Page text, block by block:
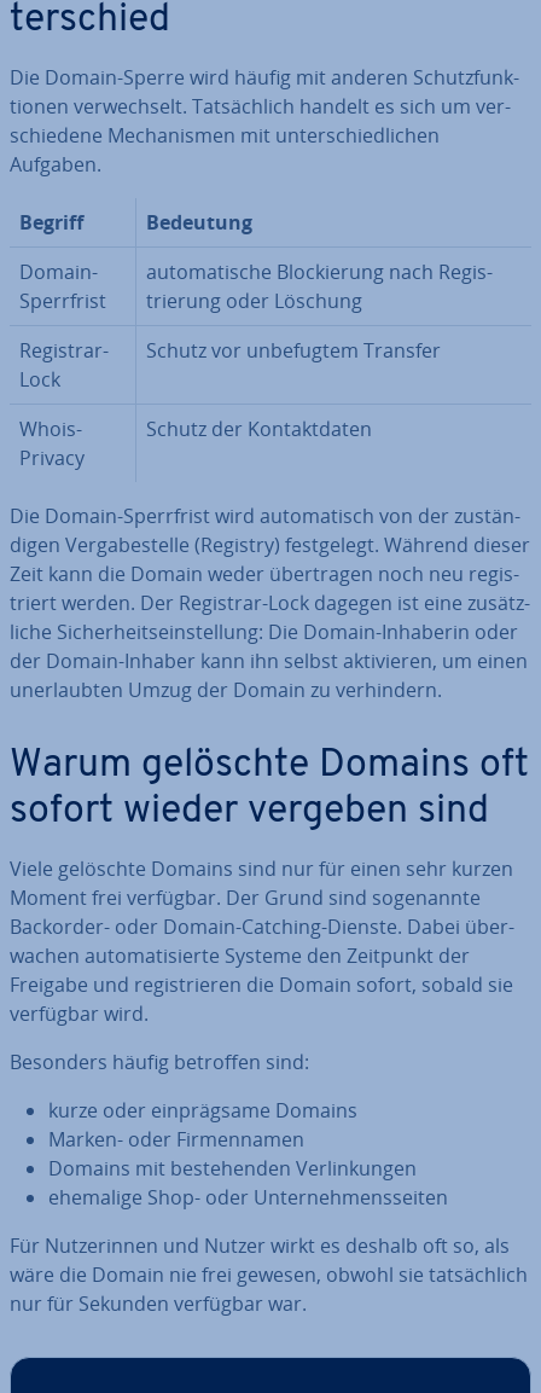
ter­schied
Die Domain-Sperre wird häufig mit anderen Schutz­funk­
tio­nen ver­wech­selt. Tat­säch­lich handelt es sich um ver­
schie­de­ne Me­cha­nis­men mit un­ter­schied­li­chen
Aufgaben.
Begriff
Bedeutung
Domain-
Sperr­frist
au­to­ma­ti­sche Blo­ckie­rung nach Re­gis­
trie­rung oder Löschung
Registrar-
Lock
Schutz vor un­be­fug­tem Transfer
Whois-
Privacy
Schutz der Kon­takt­da­ten
Die Domain-Sperr­frist wird au­to­ma­tisch von der zu­stän­
di­gen Ver­ga­be­stel­le (Registry) fest­ge­legt. Während dieser
Zeit kann die Domain weder über­tra­gen noch neu re­gis­
triert werden. Der Registrar-Lock dagegen ist eine zu­sätz­
li­che Si­cher­heits­ein­stel­lung: Die Domain-Inhaberin oder
der Domain-Inhaber kann ihn selbst ak­ti­vie­ren, um einen
un­er­laub­ten Umzug der Domain zu ver­hin­dern.
Warum gelöschte Domains oft
sofort wieder vergeben sind
Viele gelöschte Domains sind nur für einen sehr kurzen
Moment frei verfügbar. Der Grund sind so­ge­nann­te
Backorder- oder Domain-Catching-Dienste. Dabei über­
wa­chen au­to­ma­ti­sier­te Systeme den Zeitpunkt der
Freigabe und re­gis­trie­ren die Domain sofort, sobald sie
verfügbar wird.
Besonders häufig betroffen sind:
kurze oder ein­präg­sa­me Domains
Marken- oder Fir­men­na­men
Domains mit be­stehen­den Ver­lin­kun­gen
ehemalige Shop- oder Un­ter­neh­mens­sei­ten
Für Nut­ze­rin­nen und Nutzer wirkt es deshalb oft so, als
wäre die Domain nie frei gewesen, obwohl sie tat­säch­lich
nur für Sekunden verfügbar war.